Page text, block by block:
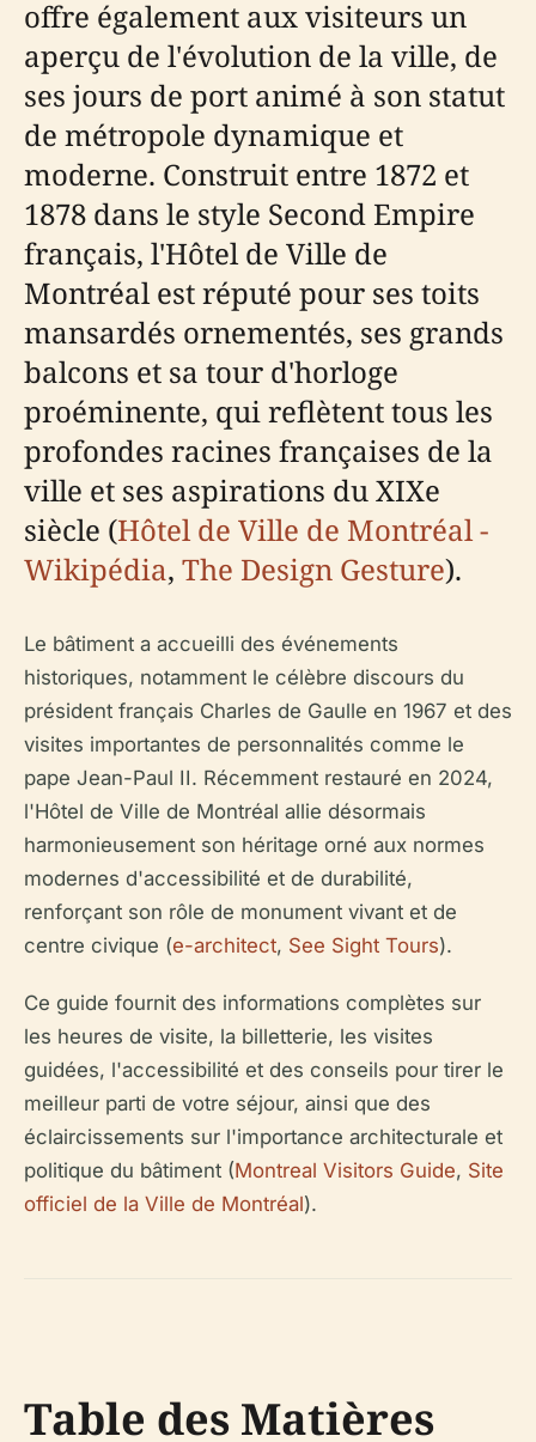
offre également aux visiteurs un
aperçu de l'évolution de la ville, de
ses jours de port animé à son statut
de métropole dynamique et
moderne. Construit entre 1872 et
1878 dans le style Second Empire
français, l'Hôtel de Ville de
Montréal est réputé pour ses toits
mansardés ornementés, ses grands
balcons et sa tour d'horloge
proéminente, qui reflètent tous les
profondes racines françaises de la
ville et ses aspirations du XIXe
siècle (Hôtel de Ville de Montréal -
Wikipédia, The Design Gesture).
Le bâtiment a accueilli des événements
historiques, notamment le célèbre discours du
président français Charles de Gaulle en 1967 et des
visites importantes de personnalités comme le
pape Jean-Paul II. Récemment restauré en 2024,
l'Hôtel de Ville de Montréal allie désormais
harmonieusement son héritage orné aux normes
modernes d'accessibilité et de durabilité,
renforçant son rôle de monument vivant et de
centre civique (e-architect, See Sight Tours).
Ce guide fournit des informations complètes sur
les heures de visite, la billetterie, les visites
guidées, l'accessibilité et des conseils pour tirer le
meilleur parti de votre séjour, ainsi que des
éclaircissements sur l'importance architecturale et
politique du bâtiment (Montreal Visitors Guide, Site
officiel de la Ville de Montréal).
Table des Matières